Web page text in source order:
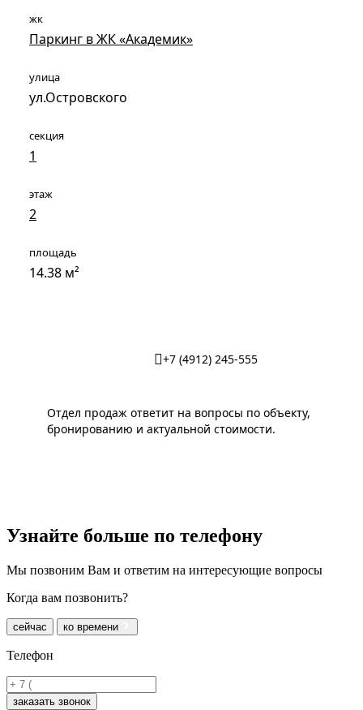
жк
Паркинг в ЖК «Академик»
улица
ул.Островского
секция
1
этаж
2
площадь
14.38 м²
+7 (4912) 245-555
Отдел продаж ответит на вопросы по объекту,
бронированию и актуальной стоимости.
Узнайте больше по телефону
Мы позвоним Вам и ответим на интересующие вопросы
Когда вам позвонить?
сейчас ко времени
Телефон
заказать звонок